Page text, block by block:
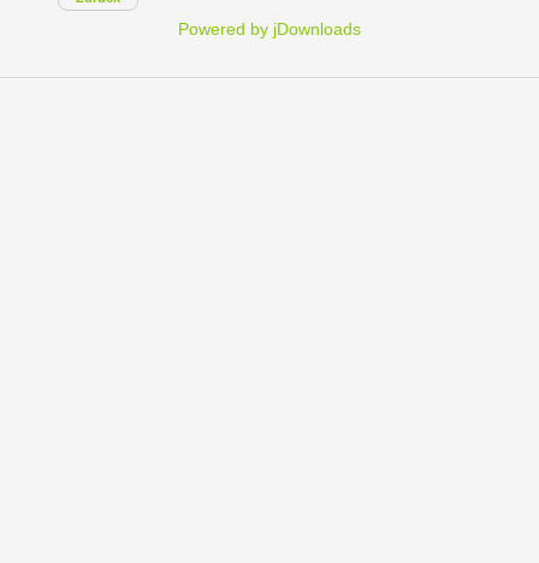
Powered by jDownloads